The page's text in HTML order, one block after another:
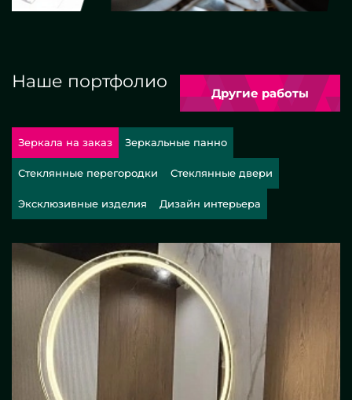
Наше портфолио
Другие работы
Зеркала на заказ Зеркальные панно
Стеклянные перегородки Стеклянные двери
Эксклюзивные изделия Дизайн интерьера